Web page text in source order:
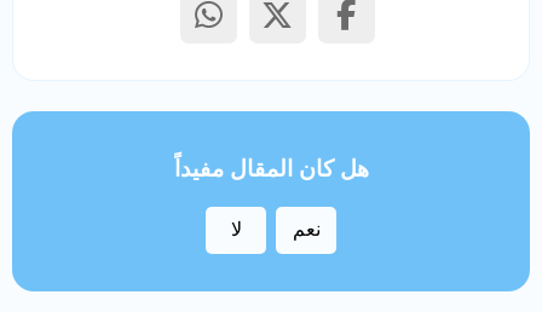
هل كان المقال مفيداً
نعم لا